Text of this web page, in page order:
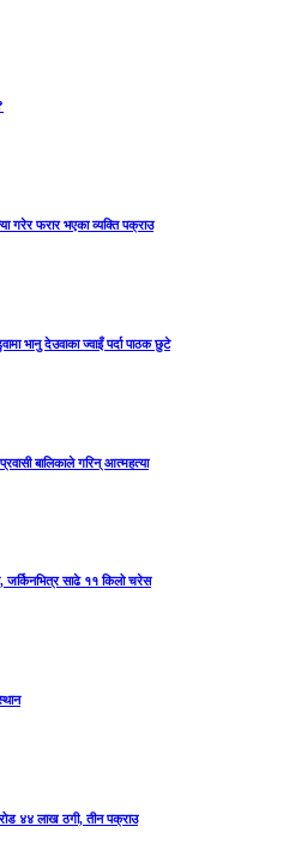
गरेर फरार भएका व्यक्ति पक्राउ
भानु देउवाका ज्वाइँ पर्दा पाठक छुटे
बालिकाले गरिन् आत्महत्या
जर्किनभित्र साढे ११ किलो चरेस
४४ लाख ठगी, तीन पक्राउ